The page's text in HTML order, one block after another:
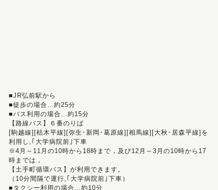
■JR弘前駅から
■徒歩の場合…約25分
■バス利用の場合…約15分
【路線バス】６番のりば
[駒越線][枯木平線][弥生･新岡･葛原線][相馬線][大秋･居森平線]を
利用し,｢大学病院前｣下車
※4月～11月の10時から18時まで，及び12月～3月の10時から17
時までは，
【土手町循環バス】が利用できます。
（10分間隔で運行,｢大学病院前｣下車）
■タクシー利用の場合…約10分